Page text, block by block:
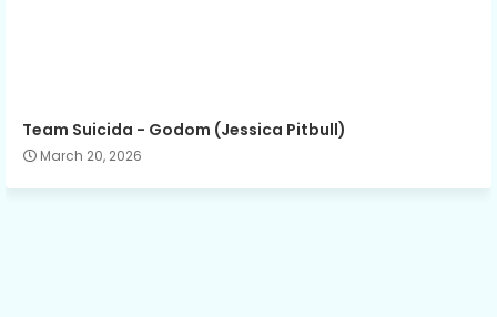
Team Suicida - Godom (Jessica Pitbull)
March 20, 2026